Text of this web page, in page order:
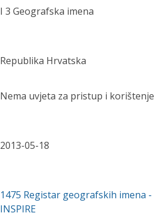
I 3 Geografska imena
Republika Hrvatska
Nema uvjeta za pristup i korištenje
2013-05-18
1475 Registar geografskih imena -
INSPIRE